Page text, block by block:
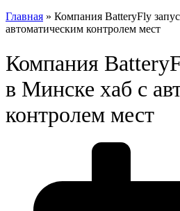
Главная » Компания BatteryFly
автоматическим контролем мест
Компания
в Минске хаб с
контролем мест